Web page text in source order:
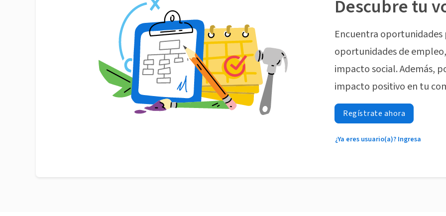
Descubre tu
Encuentra
oportunidades de
impacto social. Además,
impacto positivo en tu
Regístrate ahora
¿Ya eres usuario(a)? Ingresa